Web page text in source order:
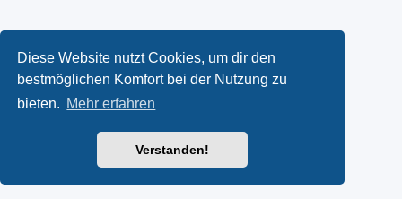
Diese Website nutzt Cookies, um dir den
bestmöglichen Komfort bei der Nutzung zu
bieten. Mehr erfahren
Verstanden!